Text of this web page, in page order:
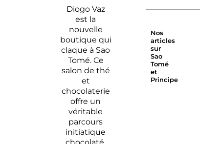
Diogo Vaz
est la
nouvelle
boutique qui
claque à Sao
Tomé. Ce
salon de thé
et
chocolaterie
offre un
véritable
parcours
initiatique
chocolaté.
Nos
articles
sur
Sao
Tomé
et
Principe